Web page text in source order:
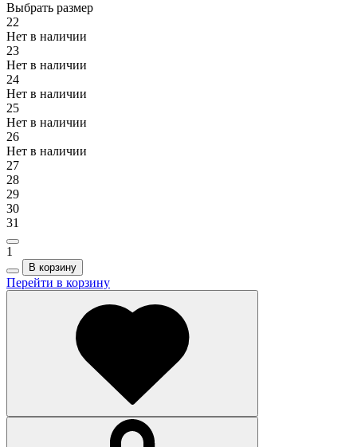
Выбрать размер
22
Нет в наличии
23
Нет в наличии
24
Нет в наличии
25
Нет в наличии
26
Нет в наличии
27
28
29
30
31
1
В корзину
Перейти в корзину